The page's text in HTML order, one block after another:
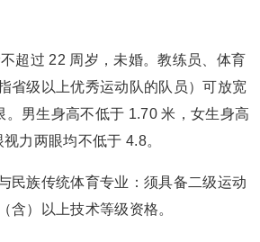
过 22 周岁，未婚。教练员、体育
省级以上优秀运动队的队员）可放宽
。男生身高不低于 1.70 米，女生身高
力两眼均不低于 4.8。
族传统体育专业：须具备二级运动
含）以上技术等级资格。